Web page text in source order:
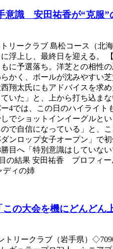
意識 安田祐香が“克服”
ークラブ 島松コース（北
浮上し、最終日を迎える。
に予選落ち。洋芝との相性
かく、ボールが沈みやすい
翔太氏にもアドバイスを求
いた」と、上から打ち込ま
4では、この日のハイライ
でショットインイーグルと
で自信になっている」と、
ンロップ女子オープン」で
目へ「特別意識はしていな
の結果 安田祐香 プロフィ
ディの姉
の大会を機にどんど
リークラブ（岩手県）